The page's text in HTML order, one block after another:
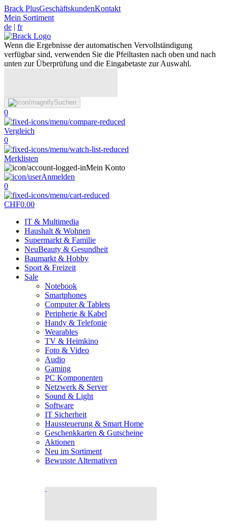
Brack PlusGeschäftskundenKontakt
Mein Sortiment
de | fr
Wenn die Ergebnisse der automatischen Vervollständigung
verfügbar sind, verwenden Sie die Pfeiltasten nach oben und nach
unten zur Überprüfung und die Eingabetaste zur Auswahl.
Suchen
0
Vergleich
0
Merklisten
Mein Konto
Anmelden
0
CHF0.00
IT & Multimedia
Haushalt & Wohnen
Supermarkt & Familie
NeuBeauty & Gesundheit
Baumarkt & Hobby
Sport & Freizeit
Sale
Notebook
Smartphones
Computer & Tablets
Peripherie & Kabel
Handy & Telefonie
Wearables
TV & Heimkino
Foto & Video
Audio
Gaming
PC Komponenten
Netzwerk & Server
Sound & Light
Software
IT Sicherheit
Haussteuerung & Smart Home
Geschenkkarten & Gutscheine
Aktionen
Neu im Sortiment
Bewusste Alternativen